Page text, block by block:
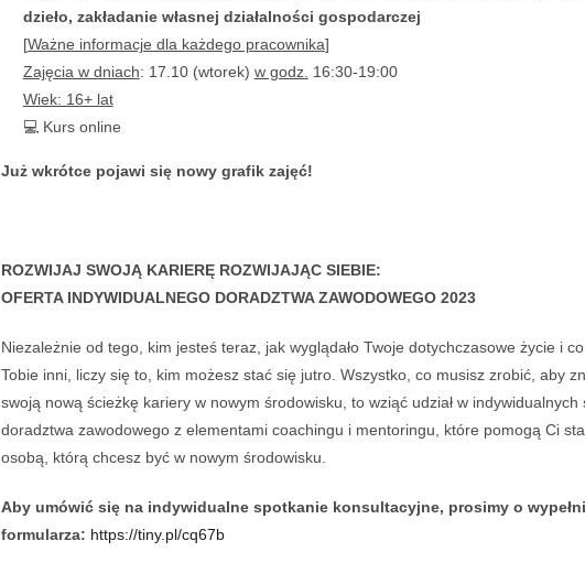
dzieło, zakładanie własnej działalności gospodarczej
[Ważne informacje dla każdego pracownika]
Zajęcia w dniach: 17.10 (wtorek) w godz. 16:30-19:00
Wiek: 16+ lat
💻 Kurs online
Już wkrótce pojawi się nowy grafik zajęć!
ROZWIJAJ SWOJĄ KARIERĘ ROZWIJAJĄC SIEBIE:
OFERTA INDYWIDUALNEGO DORADZTWA ZAWODOWEGO 2023
Niezależnie od tego, kim jesteś teraz, jak wyglądało Twoje dotychczasowe życie i
Tobie inni, liczy się to, kim możesz stać się jutro. Wszystko, co musisz zrobić, aby
swoją nową ścieżkę kariery w nowym środowisku, to wziąć udział w indywidualnych
doradztwa zawodowego z elementami coachingu i mentoringu, które pomogą Ci
osobą, którą chcesz być w nowym środowisku.
Aby umówić się na indywidualne spotkanie konsultacyjne, prosimy o
formularza: https://tiny.pl/cq67b